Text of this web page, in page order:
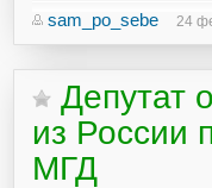
sam_po_sebe 24
Депутат
из России
МГД